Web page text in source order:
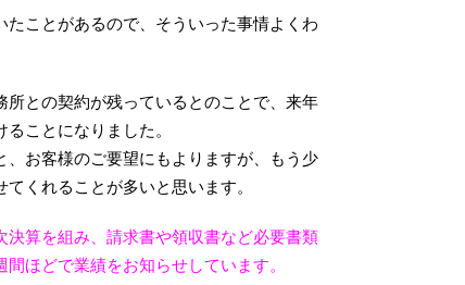
ことがあるので、そういった事情よくわ
所との契約が残っているとのことで、来年
ことになりました。
、お客様のご要望にもよりますが、もう少
くれることが多いと思います。
決算を組み、請求書や領収書など必要書類
ほどで業績をお知らせしています。